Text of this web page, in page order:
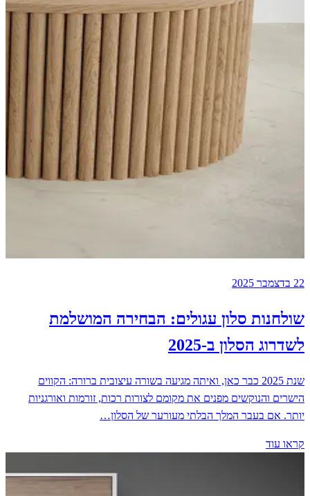
22 בדצמבר 2025
שולחנות סלון עגולים: הבחירה המושלמת
לשדרוג הסלון ב-2025
שנת 2025 כבר כאן, ואיתה מגיעה בשורה עיצובית ברורה: הקווים
הישרים והנוקשים מפנים את מקומם לצורות רכות, זורמות ואורגניות
יותר. אם בעבר המלך הבלתי מעורער של הסלון…
קראו עוד